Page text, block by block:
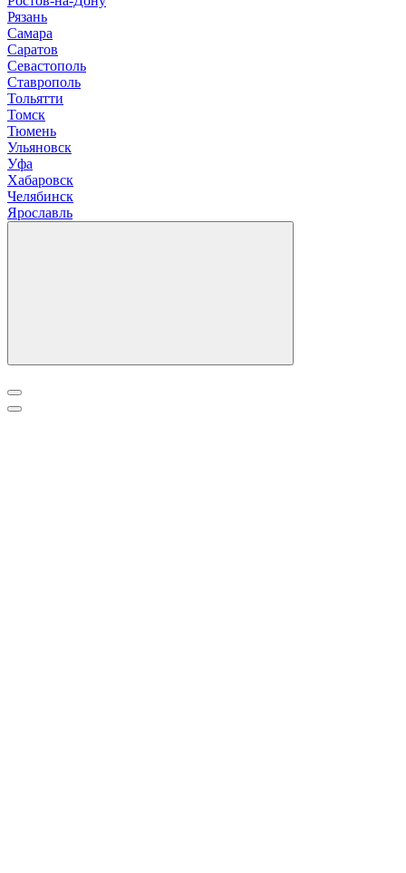
Рязань
Самара
Саратов
Севастополь
Ставрополь
Тольятти
Томск
Тюмень
Ульяновск
Уфа
Хабаровск
Челябинск
Ярославль